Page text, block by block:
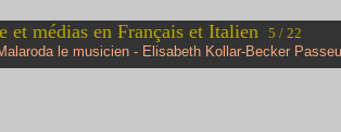
et médias en Français et Italien 5 / 22
le musicien - Elisabeth Kollar-Becker